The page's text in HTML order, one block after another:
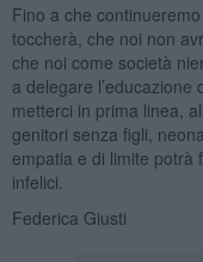
Fino a che
toccherà, che noi non
che noi come società
a delegare
metterci in prima linea,
genitori senza figli,
empatia e di limite potrà
infelici.
Federica Giusti